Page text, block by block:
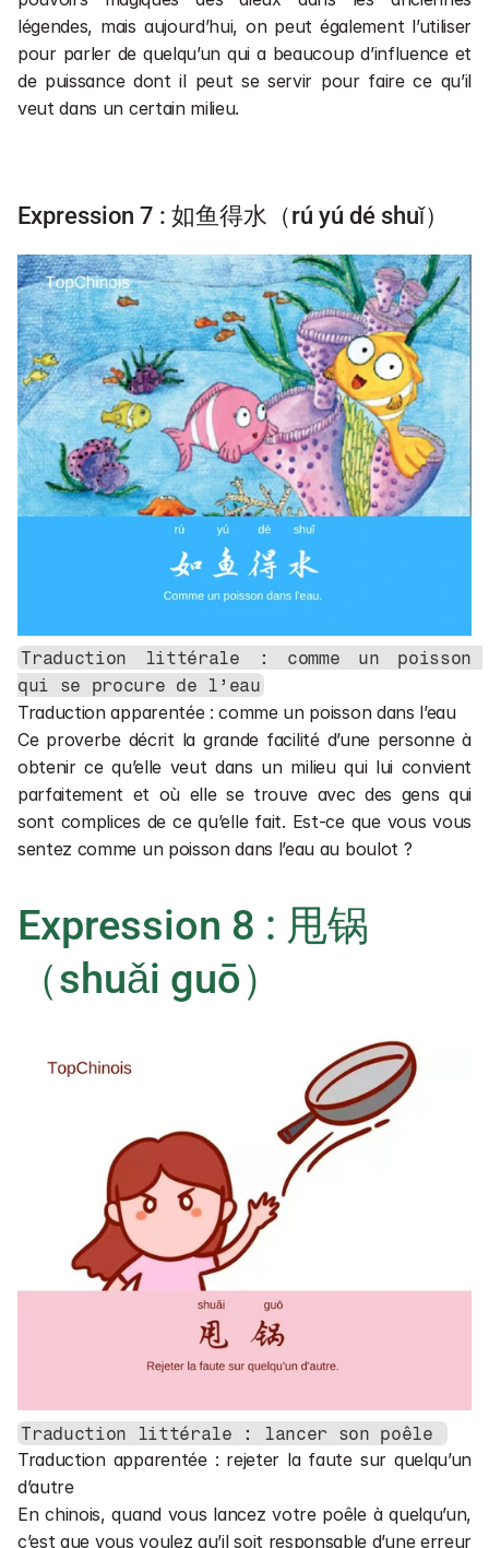
légendes, mais aujourd’hui, on peut également l’utiliser
pour parler de quelqu’un qui a beaucoup d’influence et
de puissance dont il peut se servir pour faire ce qu’il
veut dans un certain milieu.
Expression 7 : 如鱼得水（rú yú dé shuǐ）
Traduction littérale : comme un poisson
qui se procure de l’eau
Traduction apparentée : comme un poisson dans l’eau
Ce proverbe décrit la grande facilité d’une personne à
obtenir ce qu’elle veut dans un milieu qui lui convient
parfaitement et où elle se trouve avec des gens qui
sont complices de ce qu’elle fait. Est-ce que vous vous
sentez comme un poisson dans l’eau au boulot ?
Expression 8 : 甩锅
（shuǎi guō）
Traduction littérale : lancer son poêle
Traduction apparentée : rejeter la faute sur quelqu’un
d’autre
En chinois, quand vous lancez votre poêle à quelqu’un,
c’est que vous voulez qu’il soit responsable d’une erreur